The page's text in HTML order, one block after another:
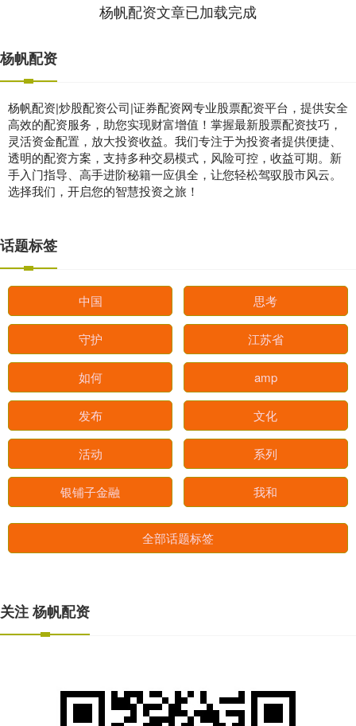
杨帆配资文章已加载完成
杨帆配资
杨帆配资|炒股配资公司|证券配资网专业股票配资平台，提供安全
高效的配资服务，助您实现财富增值！掌握最新股票配资技巧，
灵活资金配置，放大投资收益。我们专注于为投资者提供便捷、
透明的配资方案，支持多种交易模式，风险可控，收益可期。新
手入门指导、高手进阶秘籍一应俱全，让您轻松驾驭股市风云。
选择我们，开启您的智慧投资之旅！
话题标签
中国 思考
守护 江苏省
如何 amp
发布 文化
活动 系列
银铺子金融 我和
全部话题标签
关注 杨帆配资